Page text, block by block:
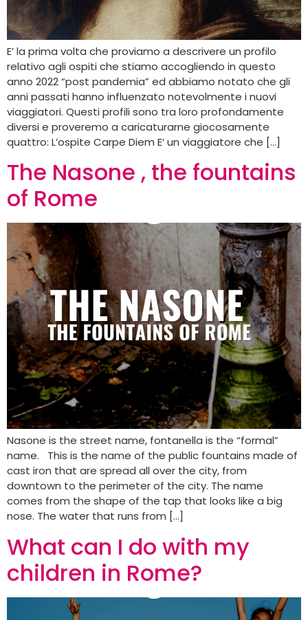
E’ la prima volta che proviamo a descrivere un profilo
relativo agli ospiti che stiamo accogliendo in questo
anno 2022 “post pandemia” ed abbiamo notato che gli
anni passati hanno influenzato notevolmente i nuovi
viaggiatori. Questi profili sono tra loro profondamente
diversi e proveremo a caricaturarne giocosamente
quattro: L’ospite Carpe Diem E’ un viaggiatore che […]
The Nasone , the fountains
of Rome
Nasone is the street name, fontanella is the “formal”
name. This is the name of the public fountains made of
cast iron that are spread all over the city, from
downtown to the perimeter of the city. The name
comes from the shape of the tap that looks like a big
nose. The water that runs from […]
What can I do with my
children in Rome?